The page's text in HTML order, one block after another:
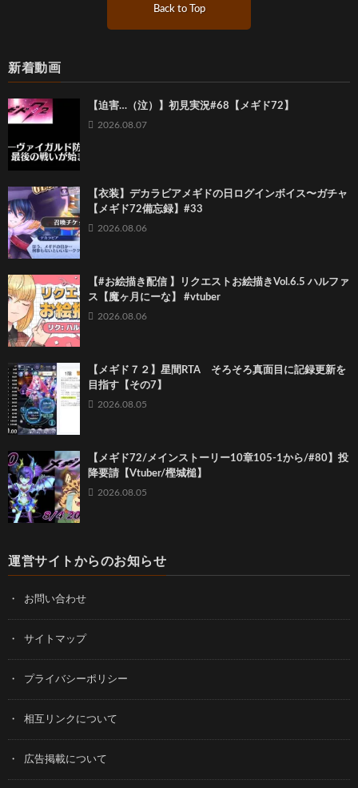
Back to Top
新着動画
【迫害…（泣）】初見実況#68【メギド72】
2026.08.07
【衣装】デカラビアメギドの日ログインボイス〜ガチャ
【メギド72備忘録】#33
2026.08.06
【#お絵描き配信 】リクエストお絵描きVol.6.5 ハルファ
ス【魔ヶ月にーな】 #vtuber
2026.08.06
【メギド７２】星間RTA そろそろ真面目に記録更新を
目指す【その7】
2026.08.05
【メギド72/メインストーリー10章105-1から/#80】投
降要請【Vtuber/樫城槌】
2026.08.05
運営サイトからのお知らせ
お問い合わせ
サイトマップ
プライバシーポリシー
相互リンクについて
広告掲載について